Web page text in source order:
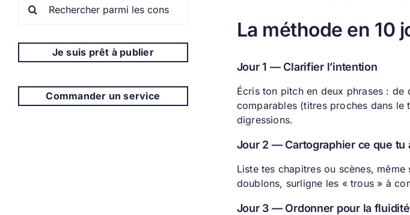
Je suis prêt à publier
Commander un service
La méthode en 10
Jour 1 — Clarifier l’intention
Écris ton pitch en deux phrases :
comparables (titres proches dans le
digressions.
Jour 2 — Cartographier ce que tu
Liste tes chapitres ou scènes,
doublons, surligne les « trous » à
Jour 3 — Ordonner pour la fluidité